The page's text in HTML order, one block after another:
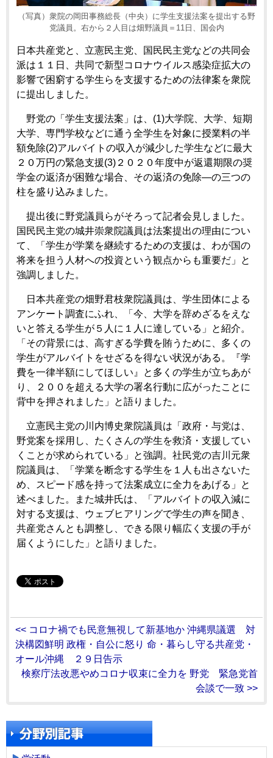
（写真）衆院の岡田事務総長（中央）に学生支援法案を提出する野
党議員。右から２人目は畑野議員＝11日、国会内
日本共産党と、立憲民主党、国民民主党などの共同会
派は１１日、共同で新型コロナウイルス感染症拡大の
影響で困窮する学生らを支援するための法律案を衆院
に提出しました。
野党の「学生支援法案」は、(1)大学院、大学、短期
大学、専門学校などに通う全学生を対象に授業料の半
額免除(2)アルバイトの収入が減少した学生などに最大
２０万円の緊急支援(3)２０２０年度中が返還期限の奨
学金の返済が困難な場合、その返済の免除―の三つの
柱を盛り込みました。
提出後に野党議員らがそろって記者会見しました。
国民民主党の城井崇衆院議員は法案提出の理由につい
て、「学生が学業を継続するための支援は、わが国の
将来を担う人材への投資という観点からも重要だ」と
強調しました。
日本共産党の畑野君枝衆院議員は、学生団体による
アンケート調査にふれ、「今、大学を辞めざるをえな
いと答える学生が５人に１人に達している」と紹介。
「その背景には、高すぎる学費を賄うために、多くの
学生がアルバイトをせざるを得ない状況がある。『学
費を一律半額にしてほしい』と多くの学生が立ちあが
り、２００を超える大学の署名行動に広がったことに
背中を押されました」と語りました。
立憲民主党の川内博史衆院議員は「政府・与党は、
野党案を採用し、たくさんの学生を救済・支援してい
くことが求められている」と強調。社民党の吉川元衆
院議員は、「学業を断念する学生を１人も出さないた
め、スピード感を持って法案成立に全力をあげる」と
述べました。また城井氏は、「アルバイトの収入減に
対する支援は、ウェブヒアリングで学生の声を聞き、
共産党さんとも調整し、できる限り幅広く支援の手が
届くようにした」と語りました。
<< コロナ禍でも民意無視して新基地か 沖縄県議選 対
決構図鮮明 政権・自公に怒り 命・暮らし守る共産党・
オール沖縄 ２９日告示
検察庁法改悪やめコロナ収束に全力を 野党 緊急党首
会談で一致 >>